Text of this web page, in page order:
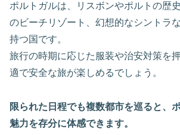
ポルトガルは、リスボンやポルトの歴
のビーチリゾート、幻想的なシントラ
持つ国です。
旅行の時期に応じた服装や治安対策を
適で安全な旅が楽しめるでしょう。
限られた日程でも複数都市を巡ると、
魅力を存分に体感できます。